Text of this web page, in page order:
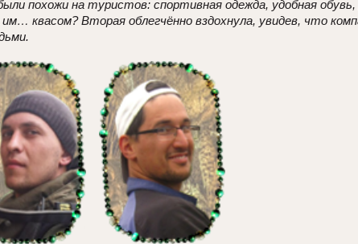
похожи на туристов: спортивная одежда, удобная обувь,
квасом? Вторая облегчённо вздохнула, увидев, что